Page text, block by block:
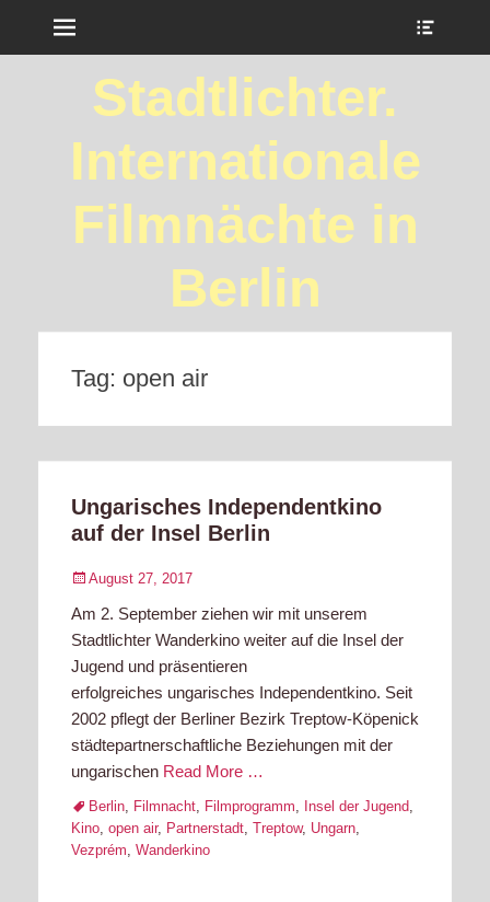
Stadtlichter.
Internationale
Filmnächte in
Berlin
Tag: open air
Ungarisches Independentkino
auf der Insel Berlin
Posted
August 27, 2017
Am 2. September ziehen wir mit unserem
Stadtlichter Wanderkino weiter auf die Insel der
Jugend und präsentieren
erfolgreiches ungarisches Independentkino. Seit
2002 pflegt der Berliner Bezirk Treptow-Köpenick
städtepartnerschaftliche Beziehungen mit der
ungarischen Read More …
TagsBerlin, Filmnacht, Filmprogramm, Insel der Jugend,
Kino, open air, Partnerstadt, Treptow, Ungarn,
Vezprém, Wanderkino